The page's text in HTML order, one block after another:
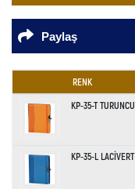
Paylaş
RENK
KP-35-T TURUNCU
KP-35-L LACİVERT